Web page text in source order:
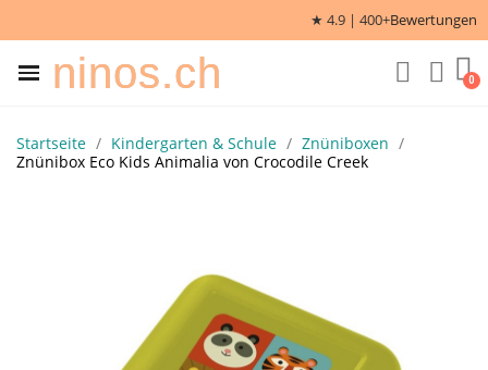
★ 4.9 | 400+Bewertungen
ninos.ch
Startseite Kindergarten & Schule
Znüniboxen
Znünibox Eco Kids Animalia von Crocodile Creek